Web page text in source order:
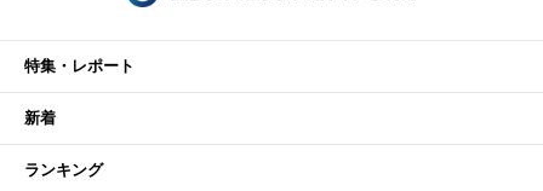
特集・レポート
新着
ランキング